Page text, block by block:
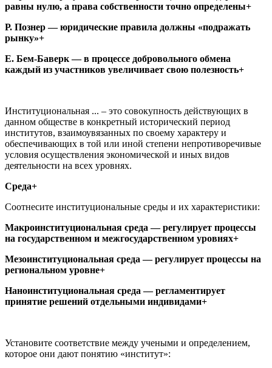
равны нулю, а права собственности точно определены+
Р. Познер — юридические правила должны «подражать
рынку»+
Е. Бем-Баверк — в процессе добровольного обмена
каждый из участников увеличивает свою полезность+
Институциональная ... – это совокупность действующих в
данном обществе в конкретный исторический период
институтов, взаимоувязанных по своему характеру и
обеспечивающих в той или иной степени непротиворечивые
условия осуществления экономической и иных видов
деятельности на всех уровнях.
Среда+
Соотнесите институциональные среды и их характеристики:
Макроинституциональная среда — регулирует процессы
на государственном и межгосударственном уровнях+
Мезоинституциональная среда — регулирует процессы на
региональном уровне+
Наноинституциональная среда — регламентирует
принятие решений отдельными индивидами+
Установите соответствие между учеными и определением,
которое они дают понятию «институт»: